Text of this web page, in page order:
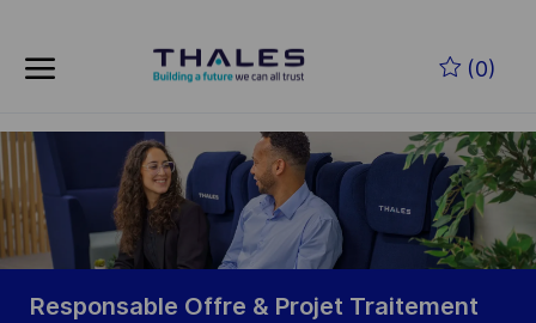
(0)
-
Responsable Offre & Projet Traitement